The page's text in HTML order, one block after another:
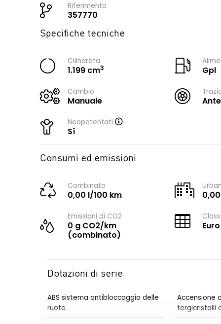
Riferimento
357770
Specifiche tecniche
Cilindrata
1.199 cm3 Gpl
Cambio
Manuale
Neopatentati
Sì
Consumi ed emissioni
Combinato
0,00 l/100 km
Emissioni di CO2
0 g CO2/km
(combinato)
Dotazioni di serie
ABS sistema antibloccaggio delle
ruote
Accensione
tergicristalli